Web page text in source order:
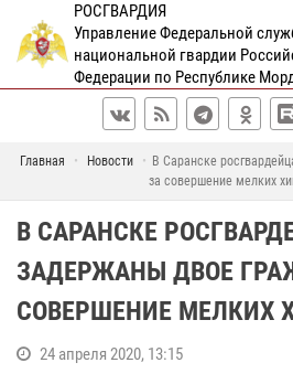
РОСГВАРДИЯ
Управление Федеральной
национальной гвардии
Федерации по Республике
Главная Новости
В Саранске
за совершение мелких
В САРАНСКЕ
ЗАДЕРЖАНЫ ДВОЕ
СОВЕРШЕНИЕ МЕЛКИХ
24 апреля 2020, 13:15